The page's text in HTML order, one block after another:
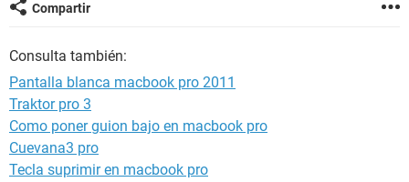
Compartir
Consulta también:
Pantalla blanca macbook pro 2011
Traktor pro 3
Como poner guion bajo en macbook pro
Cuevana3 pro
Tecla suprimir en macbook pro